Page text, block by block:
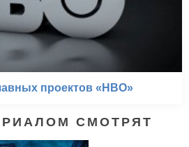
проектов «HBO»
СМОТРЯТ